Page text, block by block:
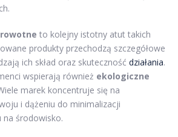
to kolejny istotny atut takich
produkty przechodzą szczegółowe
ich skład oraz skuteczność działania.
wspierają również ekologiczne
marek koncentruje się na
i dążeniu do minimalizacji
na środowisko.